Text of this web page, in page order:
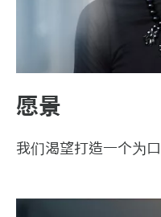
愿景
我们渴望打造一个为